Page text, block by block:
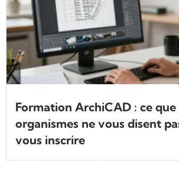
Formation ArchiCAD : ce que
organismes ne vous disent
vous inscrire